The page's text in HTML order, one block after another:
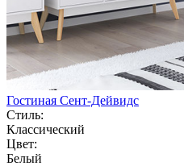
Гостиная Сент-Дейвидс
Стиль:
Классический
Цвет:
Белый